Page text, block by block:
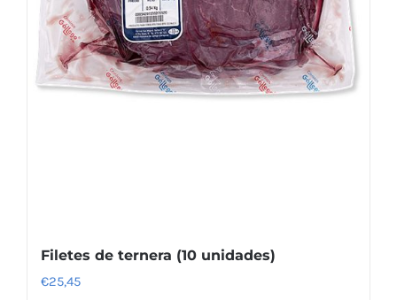
Filetes de ternera (10 unidades)
€25,45